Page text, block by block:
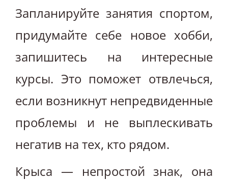
Запланируйте занятия спортом,
придумайте себе новое хобби,
запишитесь на интересные
курсы. Это поможет отвлечься,
если возникнут непредвиденные
проблемы и не выплескивать
негатив на тех, кто рядом.
Крыса — непростой знак, она